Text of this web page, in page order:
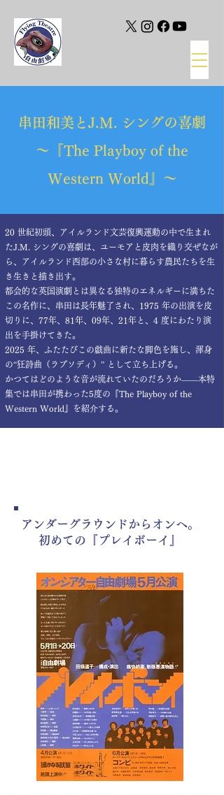
​串田和美とJ.M. シングの喜劇
～『The Playboy of the
Western World』～
20 世紀初頭、アイルランド文芸復興運動の中で生まれ
たJ.M. シングの喜劇は、ユーモアと皮肉を織り交ぜなが
ら、アイルランド西部の小さな村に暮らす農民たちを生
き生きと描き出す。
都会的な英国演劇とは異なる独特のエネルギーに満ちた
この名作に、串田は長年魅了され、1975 年の出演を皮
切りに、77年、81年、09年、21年と、4 度にわたり演
出を手掛けてきた。
2025 年、ふたたびこの戯曲に新たな脚色を施し、渾身
の“狂詩曲（ラプソディ）” として立ち上げる。
かつてはどのような音が流れていたのだろうか――本特
集では串田が携わった5度の『The Playboy of the
Western World』を紹介する。
アンダーグラウンドからオンへ。
初めての『プレイボーイ』